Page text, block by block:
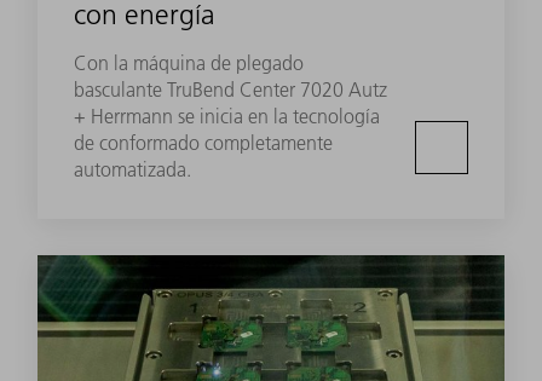
con energía
Con la máquina de plegado
basculante TruBend Center 7020 Autz
+ Herrmann se inicia en la tecnología
de conformado completamente
automatizada.